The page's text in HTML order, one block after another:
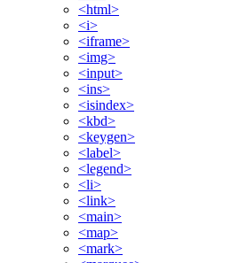
<html>
<i>
<iframe>
<img>
<input>
<ins>
<isindex>
<kbd>
<keygen>
<label>
<legend>
<li>
<link>
<main>
<map>
<mark>